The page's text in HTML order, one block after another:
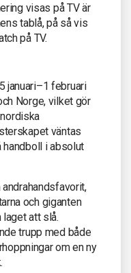
visas på TV är
tablå, på så vis
på TV.
januari–1 februari
Norge, vilket gör
väntas
handboll i absolut
och giganten
att slå.
trupp med både
om en ny